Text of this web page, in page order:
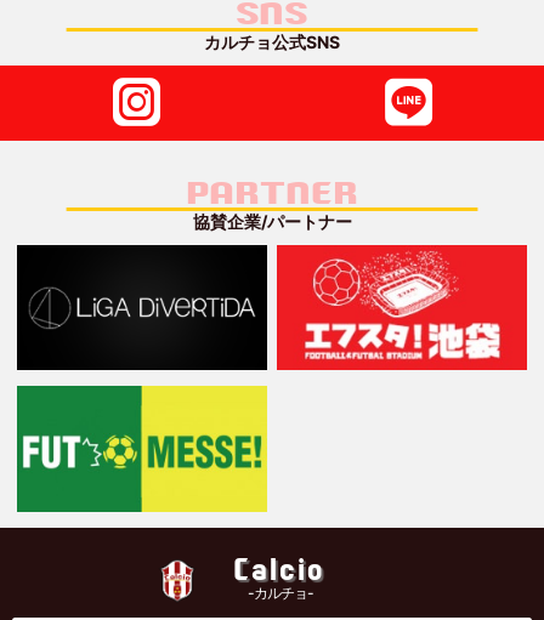
SNS
カルチョ公式SNS
PARTNER
協賛企業/パートナー
Calcio
-カルチョ-